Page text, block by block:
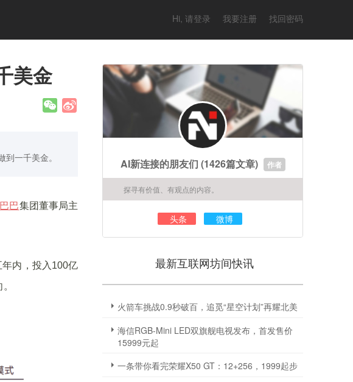
Hi, 请登录 我要注册 找回密码
美金
一千美金。
巴集团董事局主
年内，投入100亿
AI新连接的朋友们 (1426篇文章) 作者
探寻有价值、有观点的内容。
头条 微博
最新互联网坊间快讯
火箭车挑战0.9秒破百，追觅“星空计划”再耀北美
海信RGB-Mini LED双旗舰电视发布，首发售价
15999元起
一条带你看完荣耀X50 GT：12+256，1999起步